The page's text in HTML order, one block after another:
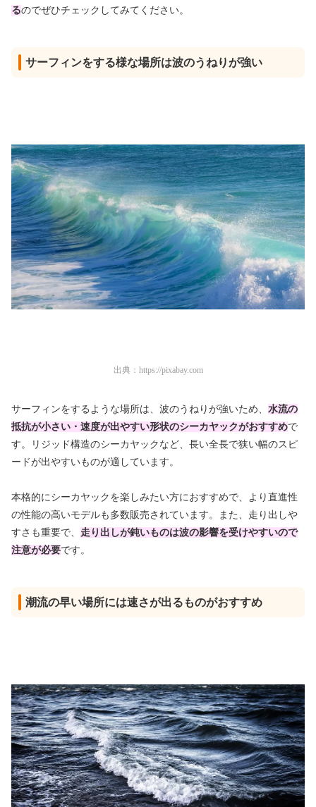
るのでぜひチェックしてみてください。
サーフィンをする様な場所は波のうねりが強い
出典： https://pixabay.com
サーフィンをするような場所は、波のうねりが強いため、 水流の
抵抗が小さい・速度が出やすい形状のシーカヤックがおすすめで
す。リジッド構造のシーカヤックなど、長い全長で狭い幅のスピ
ードが出やすいものが適しています。
本格的にシーカヤックを楽しみたい方におすすめで、より直進性
の性能の高いモデルも多数販売されています。また、走り出しや
すさも重要で、 走り出しが鈍いものは波の影響を受けやすいので
注意が必要です。
潮流の早い場所には速さが出るものがおすすめ